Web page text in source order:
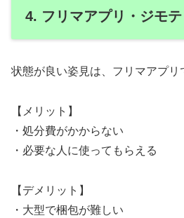
4. フリマアプリ・ジモ
状態が良い姿見は、フリマアプリ
【メリット】
・処分費がかからない
・必要な人に使ってもらえる
【デメリット】
・大型で梱包が難しい